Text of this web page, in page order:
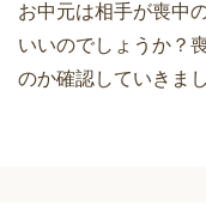
お中元は相手が喪中
いいのでしょうか？
のか確認していきま